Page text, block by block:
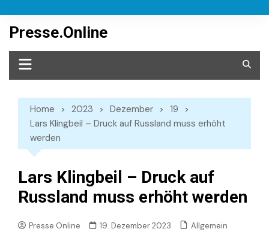
content
Presse.Online
Home 2023 Dezember
19
Lars Klingbeil – Druck auf Russland muss erhöht
werden
Lars Klingbeil – Druck auf
Russland muss erhöht werden
Presse.Online 19. Dezember 2023 Allgemein